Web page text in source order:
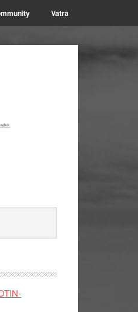
Vatra